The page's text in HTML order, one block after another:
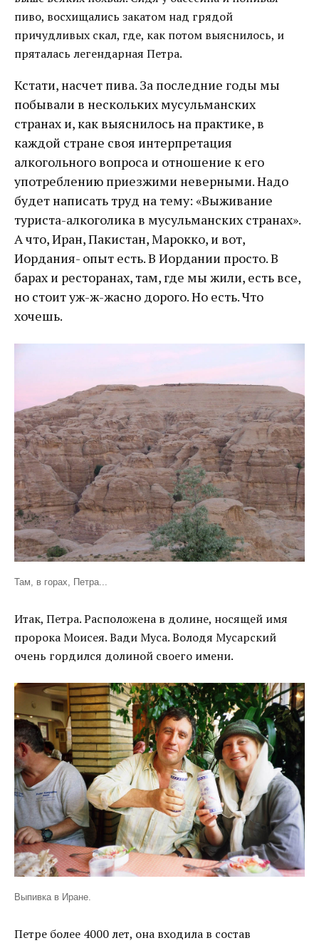
пиво, восхищались закатом над грядой
причудливых скал, где, как потом выяснилось, и
пряталась легендарная Петра.
Кстати, насчет пива. За последние годы мы
побывали в нескольких мусульманских
странах и, как выяснилось на практике, в
каждой стране своя интерпретация
алкогольного вопроса и отношение к его
употреблению приезжими неверными. Надо
будет написать труд на тему: «Выживание
туриста-алкоголика в мусульманских странах».
А что, Иран, Пакистан, Марокко, и вот,
Иордания- опыт есть. В Иордании просто. В
барах и ресторанах, там, где мы жили, есть все,
но стоит уж-ж-жасно дорого. Но есть. Что
хочешь.
Там, в горах, Петра...
Итак, Петра. Расположена в долине, носящей имя
пророка Моисея. Вади Муса. Володя Мусарский
очень гордился долиной своего имени.
Выпивка в Иране.
Петре более 4000 лет, она входила в состав